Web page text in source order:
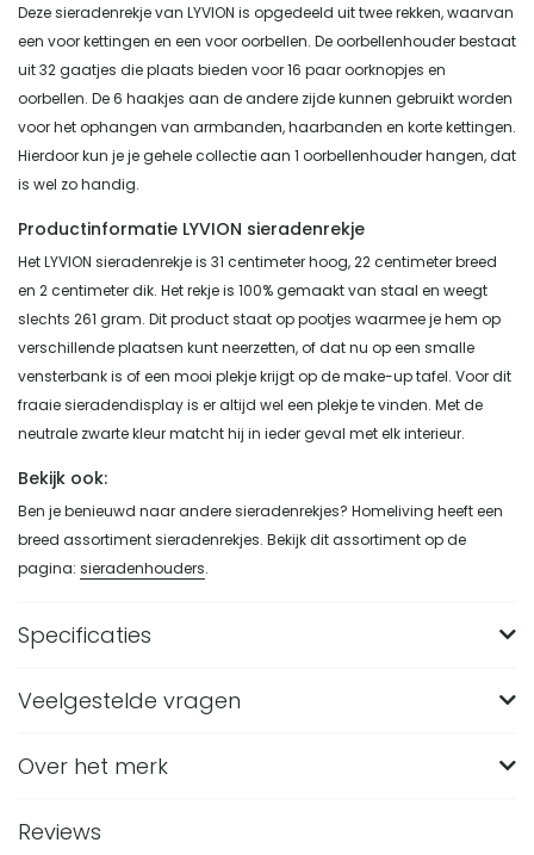
Deze sieradenrekje van LYVION is opgedeeld uit twee rekken, waarvan
een voor kettingen en een voor oorbellen. De oorbellenhouder bestaat
uit 32 gaatjes die plaats bieden voor 16 paar oorknopjes en
oorbellen. De 6 haakjes aan de andere zijde kunnen gebruikt worden
voor het ophangen van armbanden, haarbanden en korte kettingen.
Hierdoor kun je je gehele collectie aan 1 oorbellenhouder hangen, dat
is wel zo handig.
Productinformatie LYVION sieradenrekje
Het LYVION sieradenrekje is 31 centimeter hoog, 22 centimeter breed
en 2 centimeter dik. Het rekje is 100% gemaakt van staal en weegt
slechts 261 gram. Dit product staat op pootjes waarmee je hem op
verschillende plaatsen kunt neerzetten, of dat nu op een smalle
vensterbank is of een mooi plekje krijgt op de make-up tafel. Voor dit
fraaie sieradendisplay is er altijd wel een plekje te vinden. Met de
neutrale zwarte kleur matcht hij in ieder geval met elk interieur.
Bekijk ook:
Ben je benieuwd naar andere sieradenrekjes? Homeliving heeft een
breed assortiment sieradenrekjes. Bekijk dit assortiment op de
pagina: sieradenhouders.
Specificaties
Merk
Hoogte (in CM)
Veelgestelde vragen
Hoeveel oorbellen en armbanden passen er op
Het LYVION sieradenrekje heeft 32 gaatjes voor 16 paar
Over het merk
Reviews